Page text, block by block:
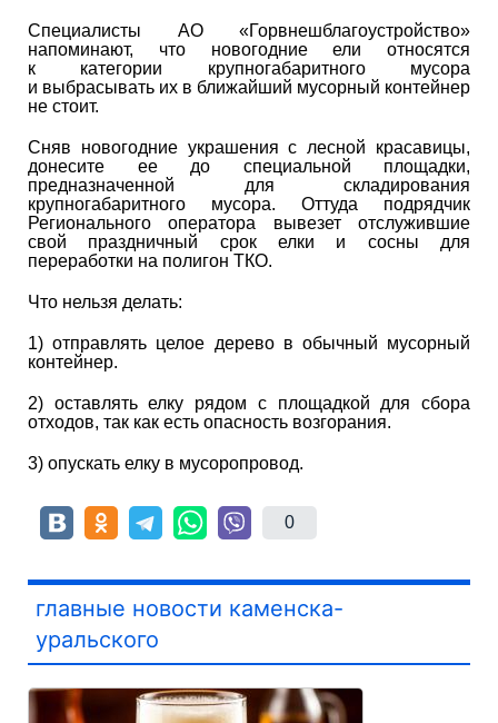
Специалисты АО «Горвнешблагоустройство»
напоминают, что новогодние ели относятся
к категории крупногабаритного мусора
и выбрасывать их в ближайший мусорный контейнер
не стоит.
Сняв новогодние украшения с лесной красавицы,
донесите ее до специальной площадки,
предназначенной для складирования
крупногабаритного мусора. Оттуда подрядчик
Регионального оператора вывезет отслужившие
свой праздничный срок елки и сосны для
переработки на полигон ТКО.
Что нельзя делать:
1) отправлять целое дерево в обычный мусорный
контейнер.
2) оставлять елку рядом с площадкой для сбора
отходов, так как есть опасность возгорания.
3) опускать елку в мусоропровод.
0
главные новости каменска-
уральского